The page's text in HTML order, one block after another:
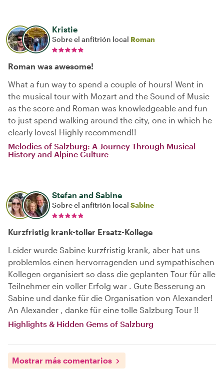
Kristie
Sobre el anfitrión local Roman
Roman was awesome!
What a fun way to spend a couple of hours! Went in
the musical tour with Mozart and the Sound of Music
as the score and Roman was knowledgeable and fun
to just spend walking around the city, one in which he
clearly loves! Highly recommend!!
Melodies of Salzburg: A Journey Through Musical
History and Alpine Culture
Stefan and Sabine
Sobre el anfitrión local Sabine
Kurzfristig krank-toller Ersatz-Kollege
Leider wurde Sabine kurzfristig krank, aber hat uns
problemlos einen hervorragenden und sympathischen
Kollegen organisiert so dass die geplanten Tour für alle
Teilnehmer ein voller Erfolg war . Gute Besserung an
Sabine und danke für die Organisation von Alexander!
An Alexander , danke für eine tolle Salzburg Tour !!
Highlights & Hidden Gems of Salzburg
Mostrar más comentarios